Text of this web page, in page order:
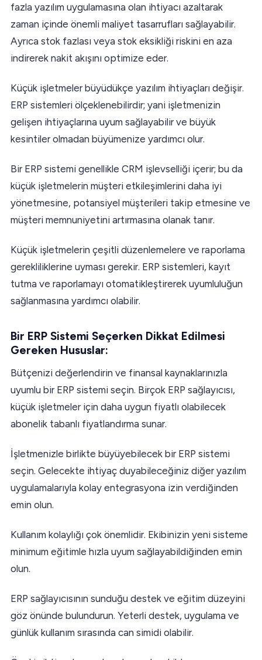
fazla yazılım uygulamasına olan ihtiyacı azaltarak
zaman içinde önemli maliyet tasarrufları sağlayabilir.
Ayrıca stok fazlası veya stok eksikliği riskini en aza
indirerek nakit akışını optimize eder.
Küçük işletmeler büyüdükçe yazılım ihtiyaçları değişir.
ERP sistemleri ölçeklenebilirdir; yani işletmenizin
gelişen ihtiyaçlarına uyum sağlayabilir ve büyük
kesintiler olmadan büyümenize yardımcı olur.
Bir ERP sistemi genellikle CRM işlevselliği içerir; bu da
küçük işletmelerin müşteri etkileşimlerini daha iyi
yönetmesine, potansiyel müşterileri takip etmesine ve
müşteri memnuniyetini artırmasına olanak tanır.
Küçük işletmelerin çeşitli düzenlemelere ve raporlama
gerekliliklerine uyması gerekir. ERP sistemleri, kayıt
tutma ve raporlamayı otomatikleştirerek uyumluluğun
sağlanmasına yardımcı olabilir.
Bir ERP Sistemi Seçerken Dikkat Edilmesi
Gereken Hususlar:
Bütçenizi değerlendirin ve finansal kaynaklarınızla
uyumlu bir ERP sistemi seçin. Birçok ERP sağlayıcısı,
küçük işletmeler için daha uygun fiyatlı olabilecek
abonelik tabanlı fiyatlandırma sunar.
İşletmenizle birlikte büyüyebilecek bir ERP sistemi
seçin. Gelecekte ihtiyaç duyabileceğiniz diğer yazılım
uygulamalarıyla kolay entegrasyona izin verdiğinden
emin olun.
Kullanım kolaylığı çok önemlidir. Ekibinizin yeni sisteme
minimum eğitimle hızla uyum sağlayabildiğinden emin
olun.
ERP sağlayıcısının sunduğu destek ve eğitim düzeyini
göz önünde bulundurun. Yeterli destek, uygulama ve
günlük kullanım sırasında can simidi olabilir.